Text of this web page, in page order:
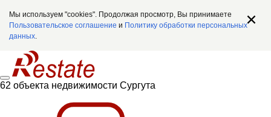
Мы используем "cookies". Продолжая просмотр, Вы принимаете
Пользовательское соглашение и Политику обработки персональных
данных.
62 объекта недвижимости Сургута